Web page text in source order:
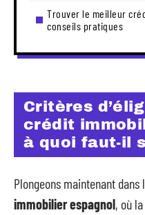
Trouver le meilleur
conseils pratiques
Critères
crédit
à quoi faut-il
Plongeons maintenant
immobilier espagnol, où